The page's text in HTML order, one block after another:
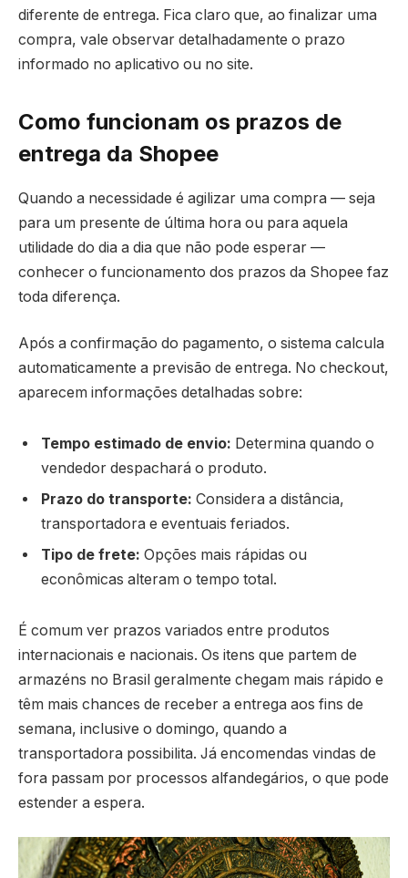
diferente de entrega. Fica claro que, ao finalizar uma
compra, vale observar detalhadamente o prazo
informado no aplicativo ou no site.
Como funcionam os prazos de
entrega da Shopee
Quando a necessidade é agilizar uma compra — seja
para um presente de última hora ou para aquela
utilidade do dia a dia que não pode esperar —
conhecer o funcionamento dos prazos da Shopee faz
toda diferença.
Após a confirmação do pagamento, o sistema calcula
automaticamente a previsão de entrega. No checkout,
aparecem informações detalhadas sobre:
Tempo estimado de envio: Determina quando o
vendedor despachará o produto.
Prazo do transporte: Considera a distância,
transportadora e eventuais feriados.
Tipo de frete: Opções mais rápidas ou
econômicas alteram o tempo total.
É comum ver prazos variados entre produtos
internacionais e nacionais. Os itens que partem de
armazéns no Brasil geralmente chegam mais rápido e
têm mais chances de receber a entrega aos fins de
semana, inclusive o domingo, quando a
transportadora possibilita. Já encomendas vindas de
fora passam por processos alfandegários, o que pode
estender a espera.